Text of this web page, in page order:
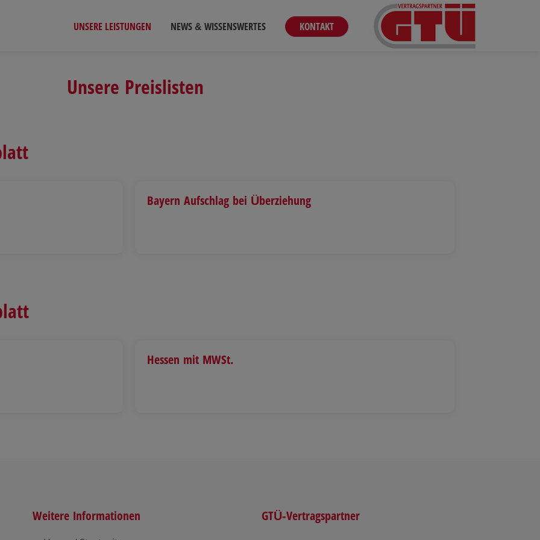
UNSERE LEISTUNGEN NEWS & WISSENSWERTES KONTAKT
Unsere Preislisten
Bayern Aufschlag bei Überziehung
Hessen mit MWSt.
Weitere Informationen GTÜ-Vertragspartner